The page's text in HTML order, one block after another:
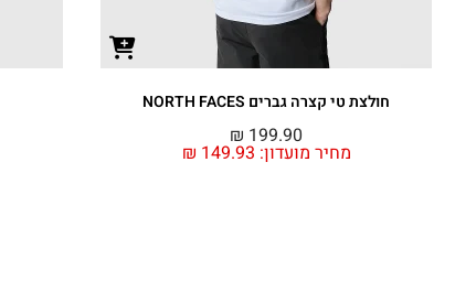
חולצת טי קצרה גברים NORTH FACES
מחיר מועדון: ₪ 149.93
₪ 199.90